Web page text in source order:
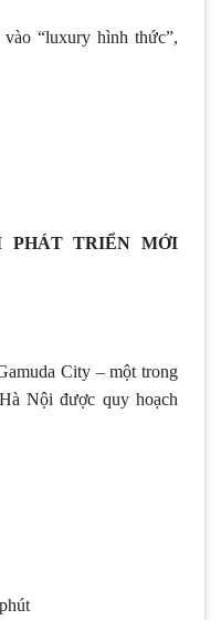
“luxury hình thức”,
TRIỂN MỚI
City – một trong
Nội được quy hoạch